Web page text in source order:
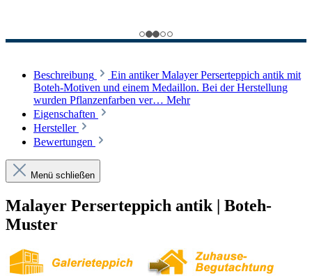
Beschreibung
Ein antiker Malayer Perserteppich antik mit
Boteh-Motiven und einem Medaillon. Bei der Herstellung
wurden Pflanzenfarben ver… Mehr
Eigenschaften
Hersteller
Bewertungen
Menü schließen
Malayer Perserteppich antik | Boteh-
Muster